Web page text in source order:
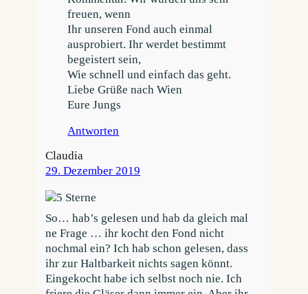
freuen, wenn
Ihr unseren Fond auch einmal
ausprobiert. Ihr werdet bestimmt
begeistert sein,
Wie schnell und einfach das geht.
Liebe Grüße nach Wien
Eure Jungs
Antworten
Claudia
29. Dezember 2019
So… hab’s gelesen und hab da gleich mal
ne Frage … ihr kocht den Fond nicht
nochmal ein? Ich hab schon gelesen, dass
ihr zur Haltbarkeit nichts sagen könnt.
Eingekocht habe ich selbst noch nie. Ich